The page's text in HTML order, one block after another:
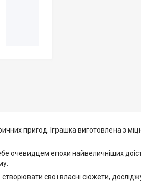
пригод. Іграшка виготовлена з
епохи найвеличніших
свої власні сюжети,